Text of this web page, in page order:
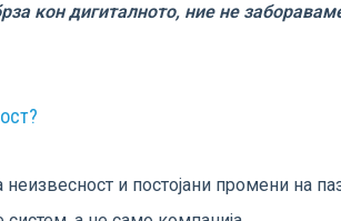
кон дигиталното, ние не
и постојани промени на